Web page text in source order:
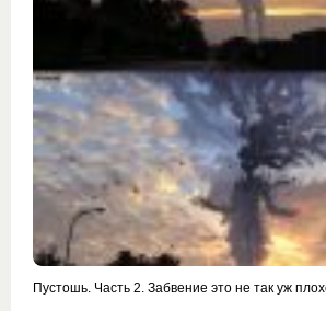
Пустошь. Часть 2. Забвение это не так уж